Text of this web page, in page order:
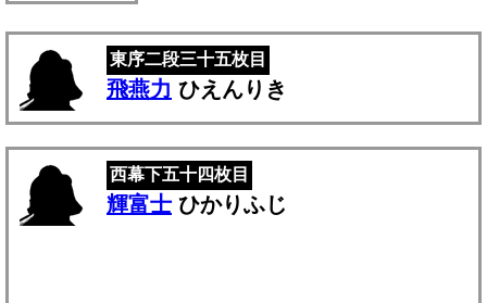
東序二段三十五枚目
飛燕力 ひえんりき
西幕下五十四枚目
輝富士 ひかりふじ